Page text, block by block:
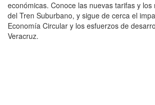
económicas. Conoce las nuevas tarifas y
del Tren Suburbano, y sigue de cerca el
Economía Circular y los esfuerzos de
Veracruz.